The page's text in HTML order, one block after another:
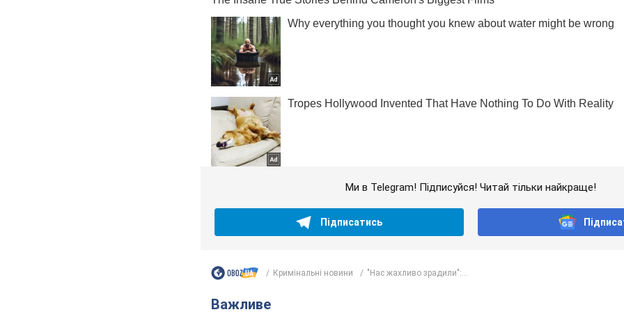
Ми в Telegram! Підписуйся! Читай тільки найкраще!
Підписатись
Кримінальні новини "Нас жахливо зрадили":...
Важливе